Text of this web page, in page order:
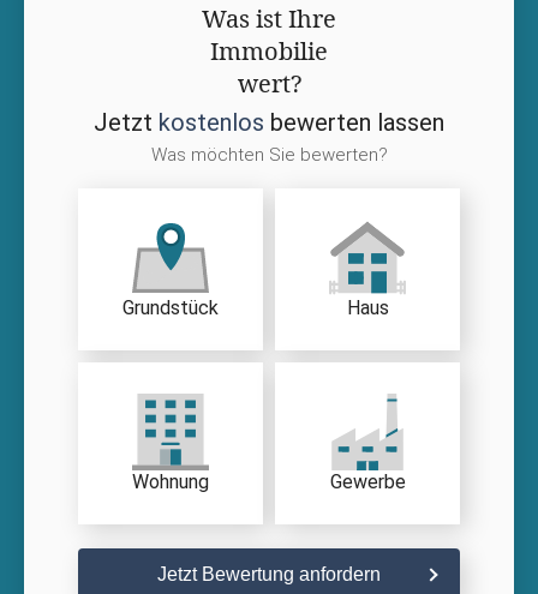
Was ist Ihre
Immobilie
wert?
Jetzt kostenlos bewerten lassen
Was möchten Sie bewerten?
Grundstück Haus
Wohnung Gewerbe
Jetzt Bewertung anfordern